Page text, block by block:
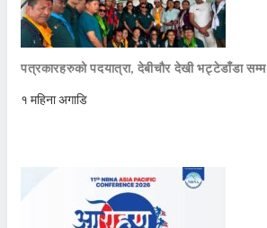
पत्रकारहरुको पदयात्रा, देबीचौर देखी भट्टेडाँडा सम्म
१ महिना अगाडि